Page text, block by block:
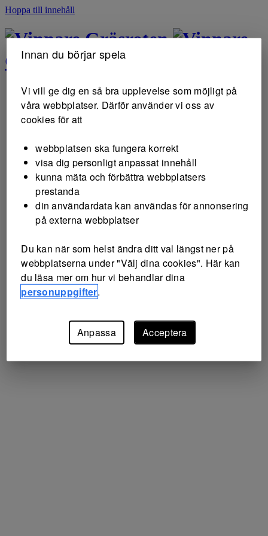
Hoppa till innehåll
Gräsroten
Gräsroten
Innan du börjar spela
Vi vill ge dig en så bra upplevelse som möjligt på
våra webbplatser. Därför använder vi oss av
cookies för att
webbplatsen ska fungera korrekt
visa dig personligt anpassat innehåll
kunna mäta och förbättra webbplatsers
prestanda
din användardata kan användas för annonsering
på externa webbplatser
Du kan när som helst ändra ditt val längst ner på
webbplatserna under "Välj dina cookies". Här kan
du läsa mer om hur vi behandlar dina
personuppgifter.
Anpassa Acceptera